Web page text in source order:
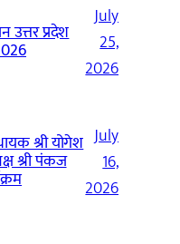
प्रदेश
July
25,
2026
श्री योगेश
श्री पंकज
July
16,
2026